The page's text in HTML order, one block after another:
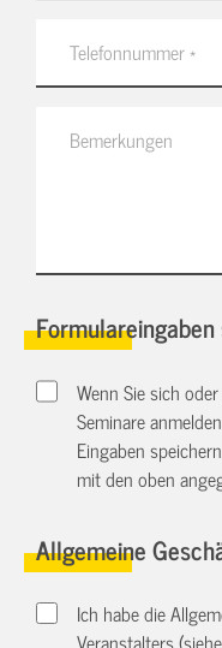
Wenn Sie sich
Seminare
Eingaben
mit den oben
Allgemeine
Ich habe die